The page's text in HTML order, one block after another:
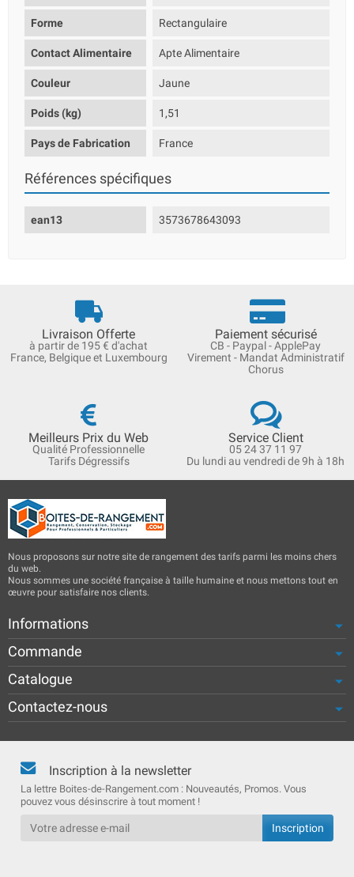
Forme Rectangulaire
Contact Alimentaire Apte Alimentaire
Couleur Jaune
Poids (kg) 1,51
Pays de Fabrication France
Références spécifiques
ean13 3573678643093
Livraison Offerte
à partir de 195 € d'achat
France, Belgique et Luxembourg
Paiement sécurisé
CB - Paypal - ApplePay
Virement - Mandat Administratif
Chorus
Meilleurs Prix du Web
Qualité Professionnelle
Tarifs Dégressifs
Service Client
05 24 37 11 97
Du lundi au vendredi de 9h à 18h
Nous proposons sur notre site de rangement des tarifs parmi les moins chers
du web.
Nous sommes une société française à taille humaine et nous mettons tout en
œuvre pour satisfaire nos clients.
Informations
Commande
Catalogue
Contactez-nous
Inscription à la newsletter
La lettre Boites-de-Rangement.com : Nouveautés, Promos. Vous
pouvez vous désinscrire à tout moment !